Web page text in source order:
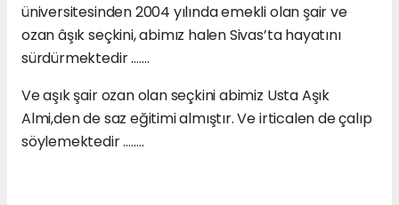
üniversitesinden 2004 yılında emekli olan şair ve
ozan âşık seçkini, abimız halen Sivas’ta hayatını
sürdürmektedir …….
Ve aşık şair ozan olan seçkini abimiz Usta Aşık
Almi,den de saz eğitimi almıştır. Ve irticalen de çalıp
söylemektedir ……..